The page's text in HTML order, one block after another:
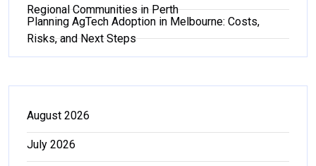
Regional Communities in Perth
Planning AgTech Adoption in Melbourne: Costs,
Risks, and Next Steps
August 2026
July 2026